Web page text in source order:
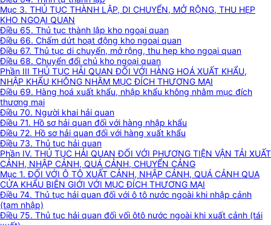
Mục 3. THỦ TỤC THÀNH LẬP, DI CHUYỂN, MỞ RỘNG, THU HẸP
KHO NGOẠI QUAN
Điều 65. Thủ tục thành lập kho ngoại quan
Điều 66. Chấm dứt hoạt động kho ngoại quan
Điều 67. Thủ tục di chuyển, mở rộng, thu hẹp kho ngoại quan
Điều 68. Chuyển đổi chủ kho ngoại quan
Phần III THỦ TỤC HẢI QUAN ĐỐI VỚI HÀNG HOÁ XUẤT KHẨU,
NHẬP KHẨU KHÔNG NHẰM MỤC ĐÍCH THƯƠNG MẠI
Điều 69. Hàng hoá xuất khẩu, nhập khẩu không nhằm mục đích
thương mại
Điều 70. Người khai hải quan
Điều 71. Hồ sơ hải quan đối với hàng nhập khẩu
Điều 72. Hồ sơ hải quan đối với hàng xuất khẩu
Điều 73. Thủ tục hải quan
Phần IV. THỦ TỤC HẢI QUAN ĐỐI VỚI PHƯƠNG TIỆN VẬN TẢI XUẤT
CẢNH, NHẬP CẢNH, QUÁ CẢNH, CHUYỂN CẢNG
Mục 1. ĐỐI VỚI Ô TÔ XUẤT CẢNH, NHẬP CẢNH, QUÁ CẢNH QUA
CỬA KHẨU BIÊN GIỚI VỚI MỤC ĐÍCH THƯƠNG MẠI
Điều 74. Thủ tục hải quan đối với ô tô nước ngoài khi nhập cảnh
(tạm nhập)
Điều 75. Thủ tục hải quan đối vối ôtô nước ngoài khi xuất cảnh (tái